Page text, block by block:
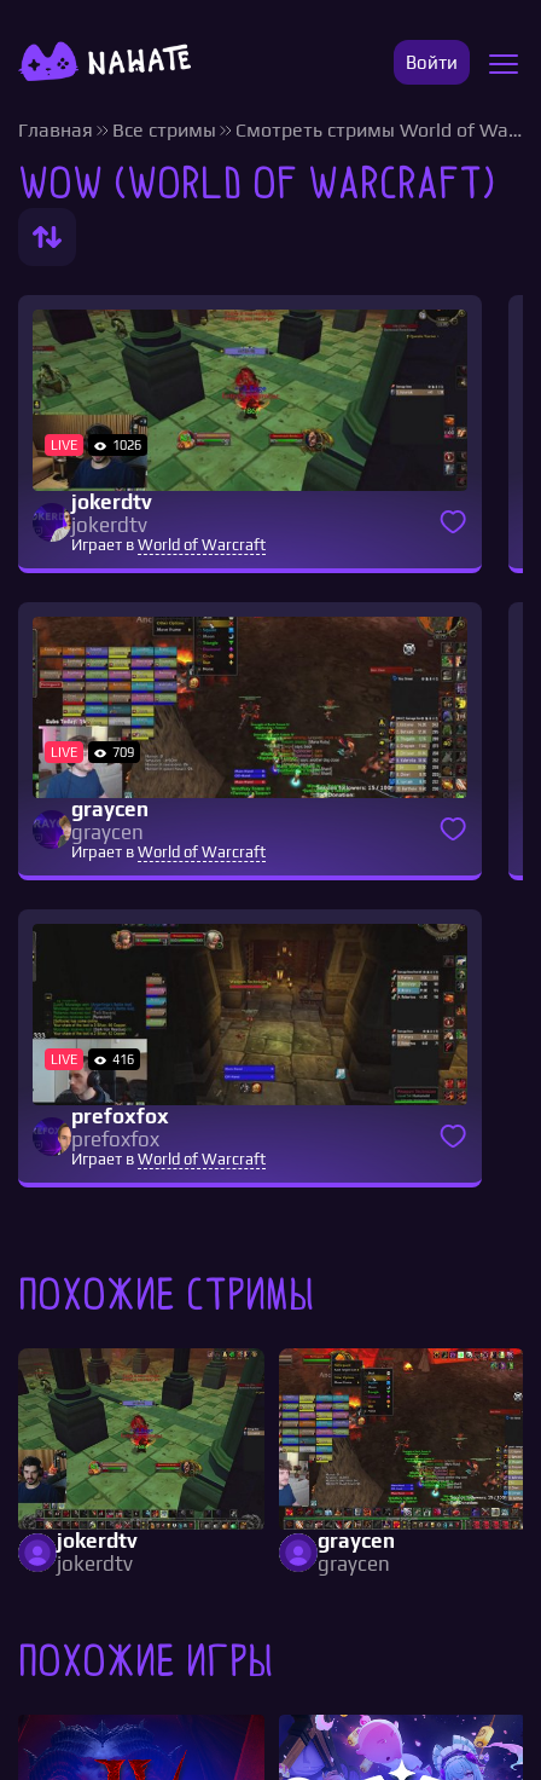
Войти
Главная Все стримы Смотреть стримы World of Warcraft
WoW (World of Warcraft)
LIVE 1026
jokerdtv
jokerdtv
Играет в World of Warcraft
LIVE 709
graycen
graycen
Играет в World of Warcraft
LIVE 416
prefoxfox
prefoxfox
Играет в World of Warcraft
Похожие стримы
jokerdtv
jokerdtv
graycen
graycen
Похожие игры